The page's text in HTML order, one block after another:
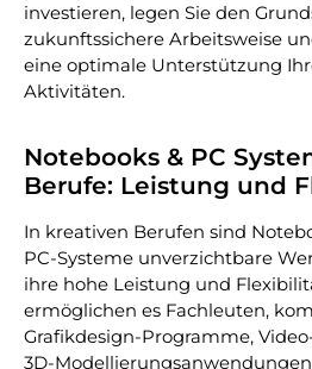
investieren, legen Sie den
zukunftssichere Arbeitsweise
eine optimale Unterstützung
Aktivitäten.
Notebooks & PC
Berufe: Leistung und
In kreativen Berufen sind
PC-Systeme unverzichtbare
ihre hohe Leistung und
ermöglichen es Fachleuten,
Grafikdesign-Programme,
3D-